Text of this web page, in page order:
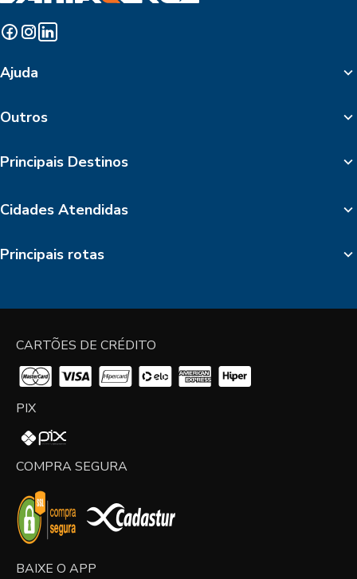
Ajuda
Outros
Principais Destinos
Cidades Atendidas
Principais rotas
CARTÕES DE CRÉDITO
PIX
COMPRA SEGURA
BAIXE O APP